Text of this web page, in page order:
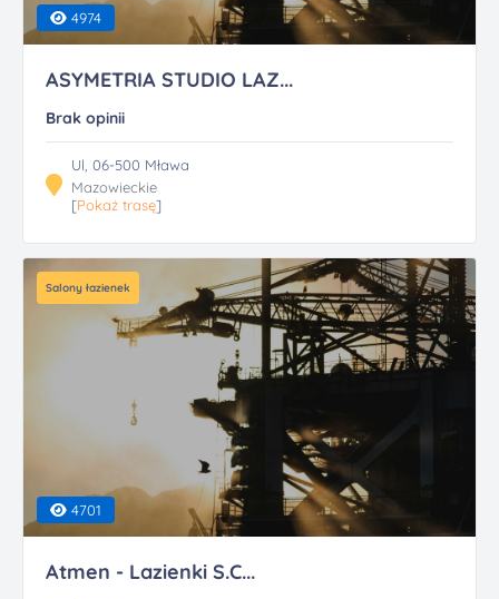
4974
ASYMETRIA STUDIO LAZ...
Brak opinii
Ul, 06-500 Mława
Mazowieckie
[Pokaż trasę]
Salony łazienek
4701
Atmen - Lazienki S.C...